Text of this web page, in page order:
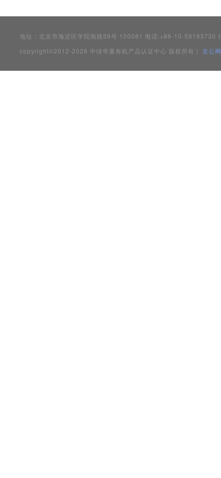
地址：北京市海淀区学院南路59号 100081 电话:+86-10-
copyright©2012-2026 中绿华夏有机产品认证中心 版权所有 | 京公